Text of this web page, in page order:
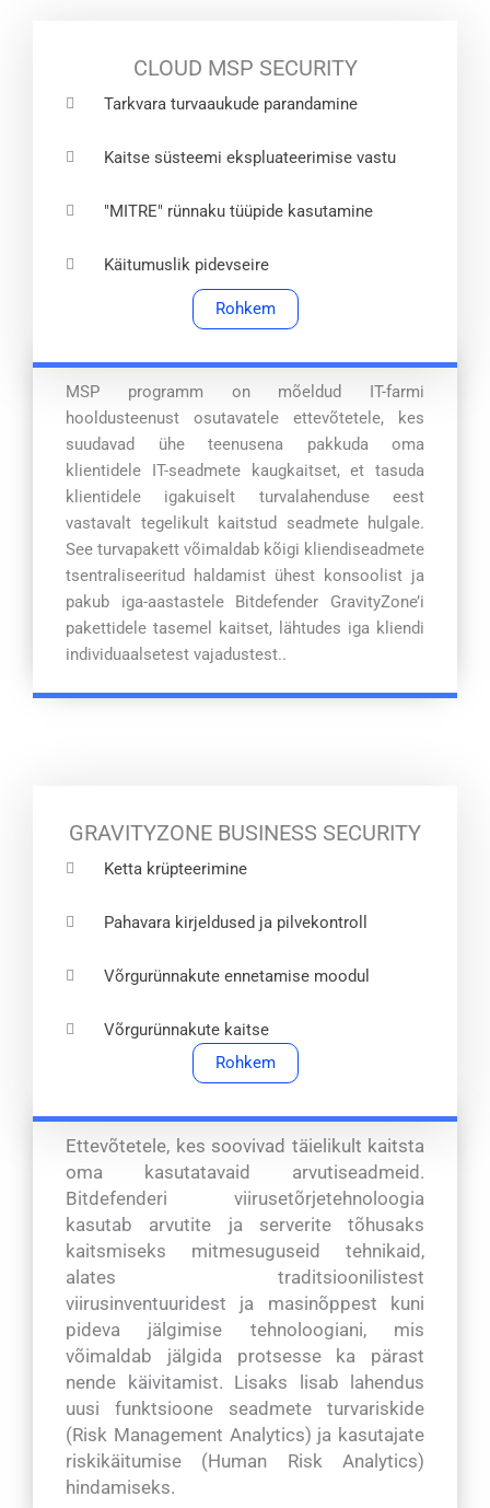
CLOUD MSP SECURITY
Tarkvara turvaaukude parandamine
Kaitse süsteemi ekspluateerimise vastu
"MITRE" rünnaku tüüpide kasutamine
Käitumuslik pidevseire
Rohkem
MSP programm on mõeldud IT-farmi
hooldusteenust osutavatele ettevõtetele, kes
suudavad ühe teenusena pakkuda oma
klientidele IT-seadmete kaugkaitset, et tasuda
klientidele igakuiselt turvalahenduse eest
vastavalt tegelikult kaitstud seadmete hulgale.
See turvapakett võimaldab kõigi kliendiseadmete
tsentraliseeritud haldamist ühest konsoolist ja
pakub iga-aastastele Bitdefender GravityZone’i
pakettidele tasemel kaitset, lähtudes iga kliendi
individuaalsetest vajadustest..
Ettevõtetele, kes soovivad täielikult kaitsta
oma kasutatavaid arvutiseadmeid.
Bitdefenderi viirusetõrjetehnoloogia
kasutab arvutite ja serverite tõhusaks
kaitsmiseks mitmesuguseid tehnikaid,
alates traditsioonilistest
viirusinventuuridest ja masinõppest kuni
pideva jälgimise tehnoloogiani, mis
võimaldab jälgida protsesse ka pärast
nende käivitamist. Lisaks lisab lahendus
uusi funktsioone seadmete turvariskide
(Risk Management Analytics) ja kasutajate
riskikäitumise (Human Risk Analytics)
hindamiseks.
GRAVITYZONE BUSINESS SECURITY
Ketta krüpteerimine
Pahavara kirjeldused ja pilvekontroll
Võrgurünnakute ennetamise moodul
Võrgurünnakute kaitse
Rohkem